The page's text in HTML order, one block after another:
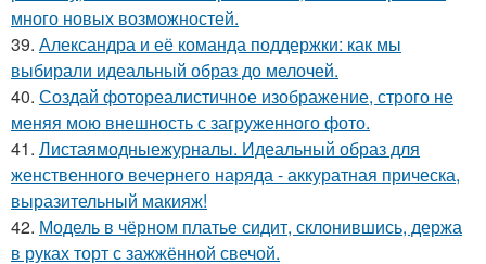
много новых возможностей.
39. Александра и её команда поддержки: как мы
выбирали идеальный образ до мелочей.
40. Создай фотореалистичное изображение, строго не
меняя мою внешность с загруженного фото.
41. Листаямодныежурналы. Идеальный образ для
женственного вечернего наряда - аккуратная прическа,
выразительный макияж!
42. Модель в чёрном платье сидит, склонившись, держа
в руках торт с зажжённой свечой.